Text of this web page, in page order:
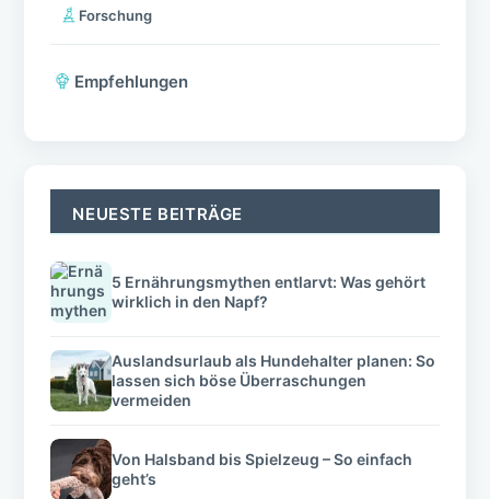
Forschung
Empfehlungen
NEUESTE BEITRÄGE
5 Ernährungsmythen entlarvt: Was gehört
wirklich in den Napf?
Auslandsurlaub als Hundehalter planen: So
lassen sich böse Überraschungen
vermeiden
Von Halsband bis Spielzeug – So einfach
geht’s